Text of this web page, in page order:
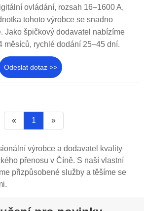
ovládání, rozsah 16–1600 A,
tohoto výrobce se snadno
Jako špičkový dodavatel nabízíme
měsíců, rychlé dodání 25–45 dní.
Odeslat dotaz >>
« 1 »
výrobce a dodavatel kvality
přenosu v Číně. S naší vlastní
přizpůsobené služby a těšíme se